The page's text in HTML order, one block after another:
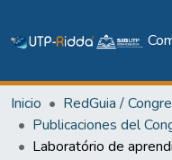
Inicio